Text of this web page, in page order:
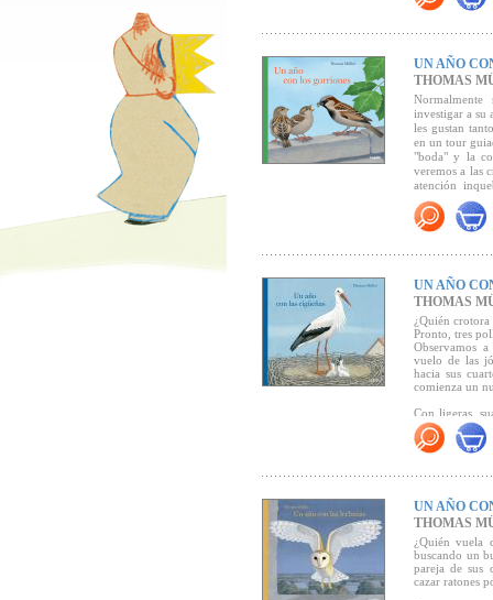
abrir para
"Un álbum
UN AÑO
THOMAS
investigar a su
les gustan
en un tour
"boda" y la
veremos a las
atención
padres. Y
donde
Thomas
los hábitats
"Thomas
año con las
golondrinas
Lector).
UN AÑO
THOMAS
¿Quién crotora
Pronto, tres
Observamos
vuelo de las
hacia sus
comienza un
Con ligeras,
queridas aves
dirige y muy
UN AÑO
THOMAS
¿Quién vuela
buscando un
pareja de sus
cazar ratones